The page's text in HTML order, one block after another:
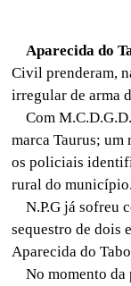
Aparecida do
Civil prenderam,
irregular de arma
Com
marca Taurus; um
os policiais
rural do município.
N.P.G já sofreu
sequestro de dois
Aparecida do
No momento da